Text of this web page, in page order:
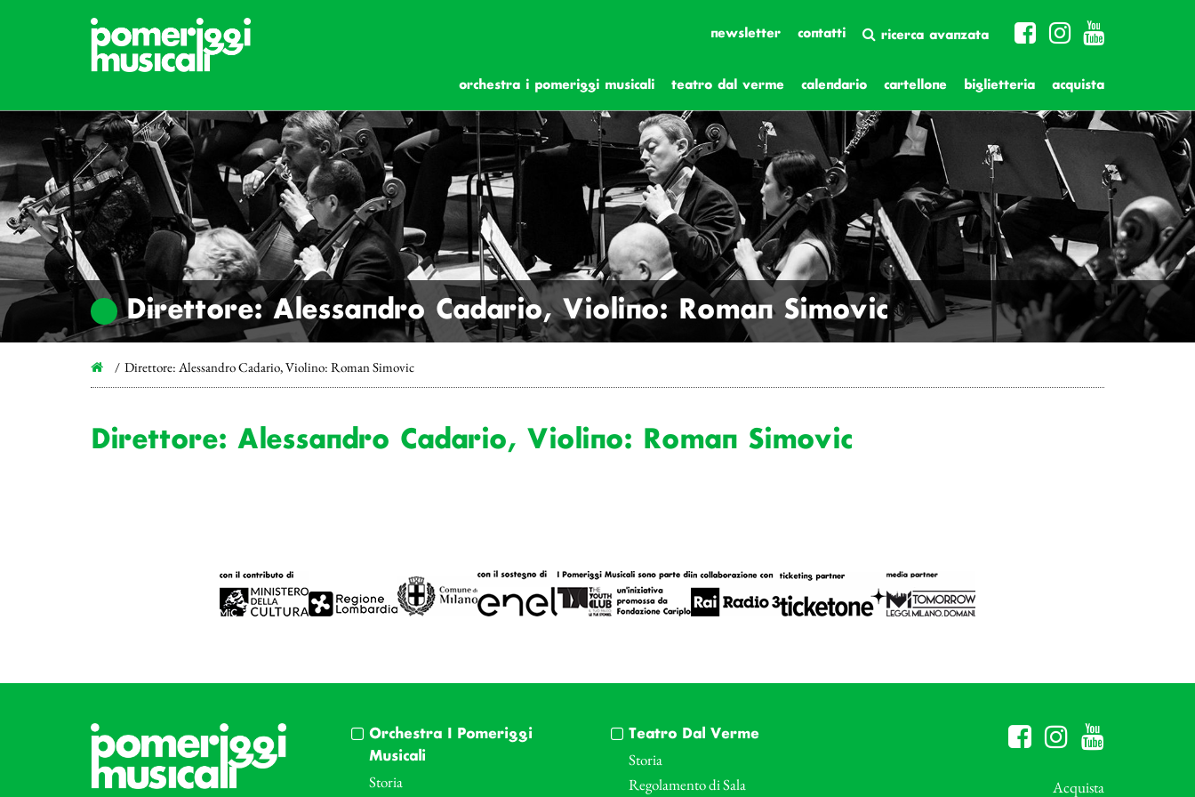
newsletter contatti ricerca avanzata
orchestra i pomeriggi musicali teatro dal verme calendario cartellone biglietteria acquista
Direttore: Alessandro Cadario, Violino: Roman Simovic
Direttore: Alessandro Cadario, Violino: Roman Simovic
Direttore: Alessandro Cadario, Violino: Roman Simovic
Orchestra I Pomeriggi
Musicali
Storia
Teatro Dal Verme
Storia
Regolamento di Sala
Acquista